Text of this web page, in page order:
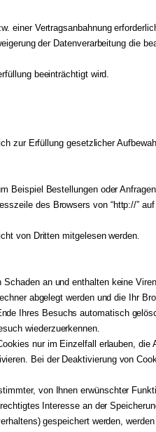
einer Vertragsanbahnung
der Datenverarbeitung die
beeinträchtigt wird.
zur Erfüllung gesetzlicher
Beispiel Bestellungen oder
des Browsers von “http://”
von Dritten mitgelesen werden.
an und enthalten keine
abgelegt werden und die Ihr
Ihres Besuchs automatisch
wiederzuerkennen.
nur im Einzelfall erlauben,
Bei der Deaktivierung von
von Ihnen erwünschter
Interesse an der
gespeichert werden,